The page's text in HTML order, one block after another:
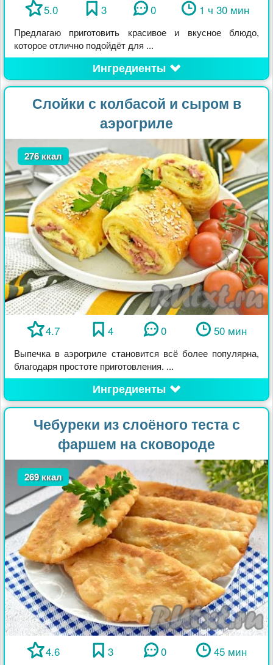
5.0 3 0 1 ч 30 мин
Предлагаю приготовить красивое и вкусное блюдо,
которое отлично подойдёт для ...
Ингредиенты
Слойки с колбасой и сыром в
аэрогриле
276 ккал
4.7 4 0 50 мин
Выпечка в аэрогриле становится всё более популярна,
благодаря простоте приготовления. ...
Ингредиенты
Чебуреки из слоёного теста с
фаршем на сковороде
269 ккал
4.6 3 0 45 мин